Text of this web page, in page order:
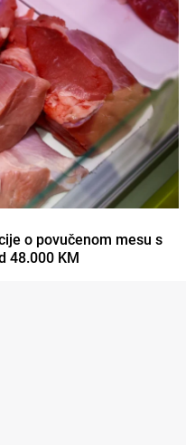
o povučenom mesu s
48.000 KM